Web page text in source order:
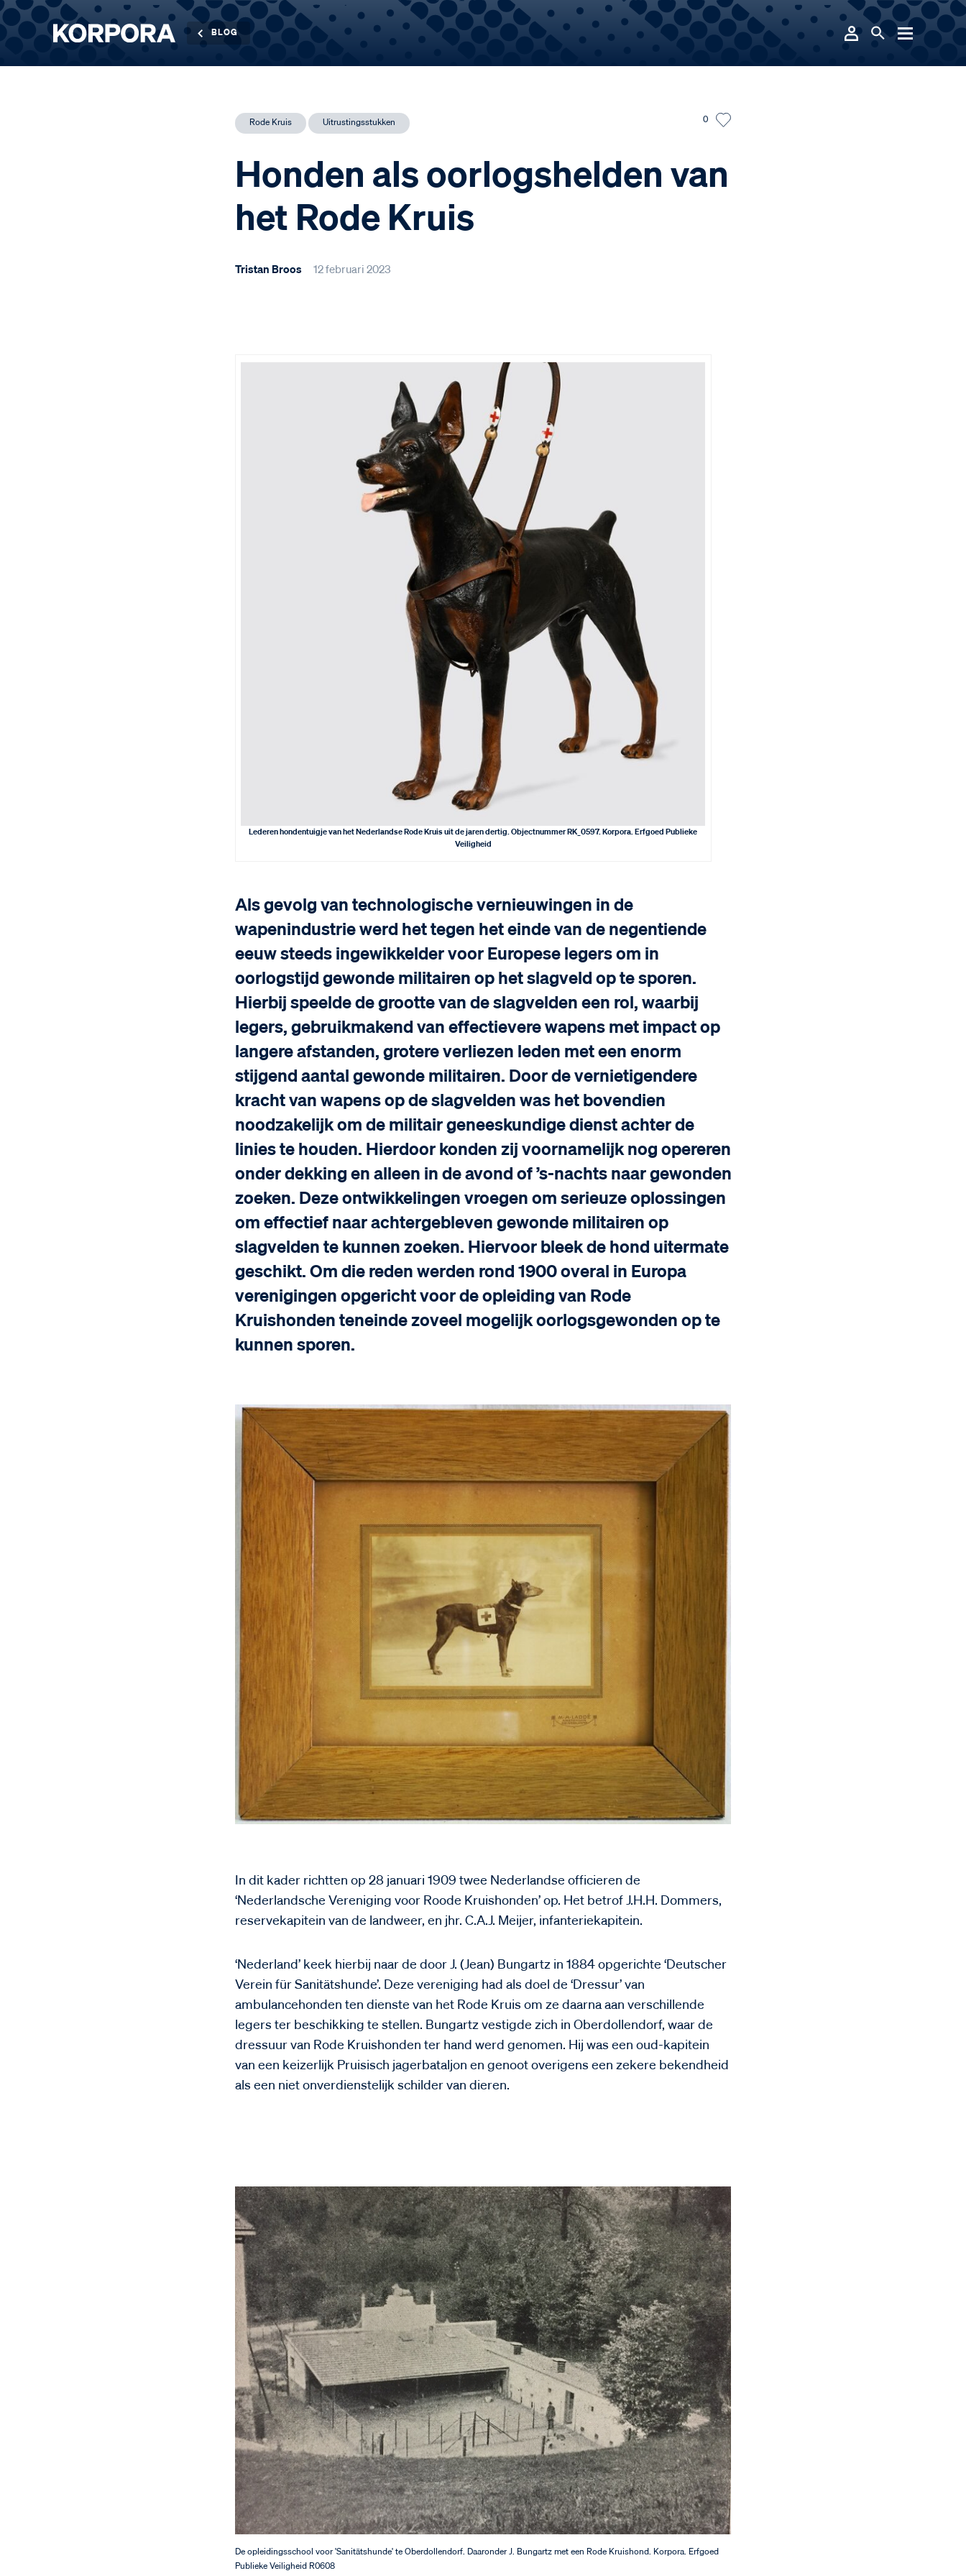
BLOG
Rode Kruis Uitrustingsstukken 0
Honden als oorlogshelden van
het Rode Kruis
Tristan Broos 12 februari 2023
Lederen hondentuigje van het Nederlandse Rode Kruis uit de jaren dertig. Objectnummer RK_0597. Korpora. Erfgoed Publieke
Veiligheid
Als gevolg van technologische vernieuwingen in de
wapenindustrie werd het tegen het einde van de negentiende
eeuw steeds ingewikkelder voor Europese legers om in
oorlogstijd gewonde militairen op het slagveld op te sporen.
Hierbij speelde de grootte van de slagvelden een rol, waarbij
legers, gebruikmakend van effectievere wapens met impact op
langere afstanden, grotere verliezen leden met een enorm
stijgend aantal gewonde militairen. Door de vernietigendere
kracht van wapens op de slagvelden was het bovendien
noodzakelijk om de militair geneeskundige dienst achter de
linies te houden. Hierdoor konden zij voornamelijk nog opereren
onder dekking en alleen in de avond of ’s-nachts naar gewonden
zoeken. Deze ontwikkelingen vroegen om serieuze oplossingen
om effectief naar achtergebleven gewonde militairen op
slagvelden te kunnen zoeken. Hiervoor bleek de hond uitermate
geschikt. Om die reden werden rond 1900 overal in Europa
verenigingen opgericht voor de opleiding van Rode
Kruishonden teneinde zoveel mogelijk oorlogsgewonden op te
kunnen sporen.
In dit kader richtten op 28 januari 1909 twee Nederlandse officieren de
‘Nederlandsche Vereniging voor Roode Kruishonden’ op. Het betrof J.H.H. Dommers,
reservekapitein van de landweer, en jhr. C.A.J. Meijer, infanteriekapitein.
‘Nederland’ keek hierbij naar de door J. (Jean) Bungartz in 1884 opgerichte ‘Deutscher
Verein für Sanitätshunde’. Deze vereniging had als doel de ‘Dressur’ van
ambulancehonden ten dienste van het Rode Kruis om ze daarna aan verschillende
legers ter beschikking te stellen. Bungartz vestigde zich in Oberdollendorf, waar de
dressuur van Rode Kruishonden ter hand werd genomen. Hij was een oud-kapitein
van een keizerlijk Pruisisch jagerbataljon en genoot overigens een zekere bekendheid
als een niet onverdienstelijk schilder van dieren.
De opleidingsschool voor 'Sanitätshunde' te Oberdollendorf. Daaronder J. Bungartz met een Rode Kruishond. Korpora. Erfgoed
Publieke Veiligheid R0608